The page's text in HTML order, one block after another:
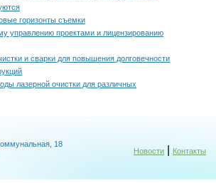
горизонты съемки
управлению проектами и лицензированию
и сварки для повышения долговечности
лазерной очистки для различных
18
Новости Контакты